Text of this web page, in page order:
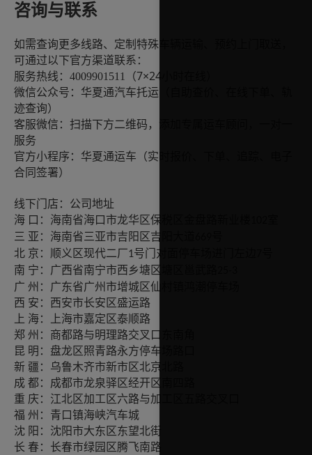
咨询与联系
如需查询更多线路、定制特殊车辆运输、预约上门取送，
可通过以下官方渠道联系：
服务热线： 4009901511（7×24小时在线）
微信公众号：华夏通汽车托运（自助查价、在线下单、轨
迹查询）
客服微信：扫描下方二维码，添加专属运车顾问，一对一
服务
官方小程序：华夏通运车（实时报价、下单、追踪、电子
合同签署）
线下门店：公司地址
海 口：海南省海口市龙华区保税区金盘路新业楼
三 亚：海南省三亚市吉阳区吉阳大道
北 京：顺义区现代二厂1号门对面停车场进门左边
南 宁：广西省南宁市西乡塘区塘区邕武路
广 州：广东省广州市增城区仙村镇鸿潮停车场
西 安：西安市长安区盛运路
上 海：上海市嘉定区泰顺路
郑 州：商都路与明理路交叉口东南角
昆 明：盘龙区照青路永方停车场路口
新 疆：乌鲁木齐市新市区北京北路
成 都：成都市龙泉驿区经开区南四路
重 庆：江北区加工区六路与加工区五路交叉口
福 州：青口镇海峡汽车城
沈 阳：沈阳市大东区东望北街
长 春：长春市绿园区腾飞南路